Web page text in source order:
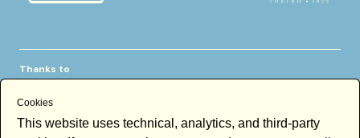
Thanks to
Cookies
This website uses technical, analytics, and third-party